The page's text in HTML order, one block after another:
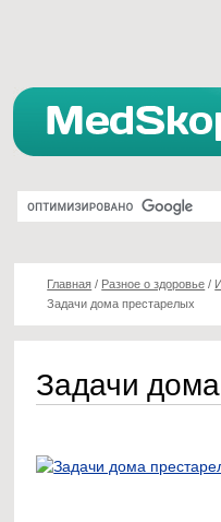
Главная / Разное о здоровье /
Задачи дома престарелых
Задачи